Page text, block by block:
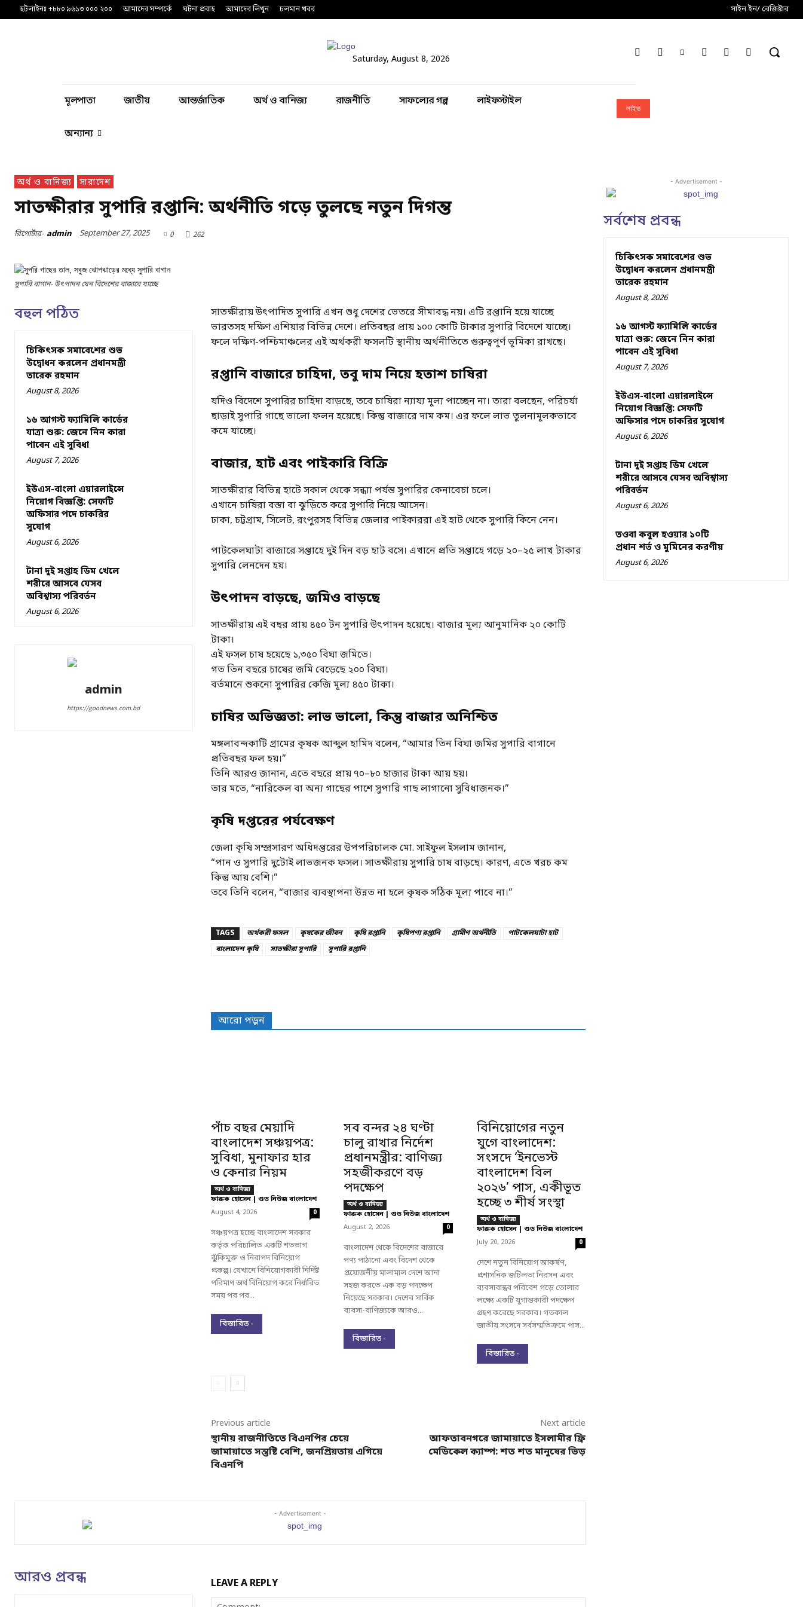
হটলাইনঃ +৮৮০ ৯৬১৩ ০০০ ২০০ আমাদের সম্পর্কে ঘটনা প্রবাহ আমাদের লিখুন চলমান খবর সাইন ইন/ রেজিষ্টার
Saturday, August 8, 2026
মূলপাতা জাতীয় আন্তর্জাতিক অর্থ ও বানিজ্য রাজনীতি সাফল্যের গল্প লাইফস্টাইল
অন্যান্য
লাইভ
অর্থ ও বানিজ্য সারাদেশ
সাতক্ষীরার সুপারি রপ্তানি: অর্থনীতি গড়ে তুলছে নতুন দিগন্ত
রিপোর্টার- admin September 27, 2025 0 262
সুপারি বাগান- উৎপাদন যেন বিদেশের বাজারে যাচ্ছে
বহুল পঠিত
চিকিৎসক সমাবেশের শুভ
উদ্বোধন করলেন প্রধানমন্ত্রী
তারেক রহমান
August 8, 2026
১৬ আগস্ট ফ্যামিলি কার্ডের
যাত্রা শুরু: জেনে নিন কারা
পাবেন এই সুবিধা
August 7, 2026
ইউএস-বাংলা এয়ারলাইন্সে
নিয়োগ বিজ্ঞপ্তি: সেফটি
অফিসার পদে চাকরির
সুযোগ
August 6, 2026
টানা দুই সপ্তাহ ডিম খেলে
শরীরে আসবে যেসব
অবিশ্বাস্য পরিবর্তন
August 6, 2026
admin
https://goodnews.com.bd
সাতক্ষীরায় উৎপাদিত সুপারি এখন শুধু দেশের ভেতরে সীমাবদ্ধ নয়। এটি রপ্তানি হয়ে যাচ্ছে
ভারতসহ দক্ষিণ এশিয়ার বিভিন্ন দেশে। প্রতিবছর প্রায় ১০০ কোটি টাকার সুপারি বিদেশে যাচ্ছে।
ফলে দক্ষিণ-পশ্চিমাঞ্চলের এই অর্থকরী ফসলটি স্থানীয় অর্থনীতিতে গুরুত্বপূর্ণ ভূমিকা রাখছে।
রপ্তানি বাজারে চাহিদা, তবু দাম নিয়ে হতাশ চাষিরা
যদিও বিদেশে সুপারির চাহিদা বাড়ছে, তবে চাষিরা ন্যায্য মূল্য পাচ্ছেন না। তারা বলছেন, পরিচর্যা
ছাড়াই সুপারি গাছে ভালো ফলন হয়েছে। কিন্তু বাজারে দাম কম। এর ফলে লাভ তুলনামূলকভাবে
কমে যাচ্ছে।
বাজার, হাট এবং পাইকারি বিক্রি
সাতক্ষীরার বিভিন্ন হাটে সকাল থেকে সন্ধ্যা পর্যন্ত সুপারির কেনাবেচা চলে।
এখানে চাষিরা বস্তা বা ঝুড়িতে করে সুপারি নিয়ে আসেন।
ঢাকা, চট্টগ্রাম, সিলেট, রংপুরসহ বিভিন্ন জেলার পাইকাররা এই হাট থেকে সুপারি কিনে নেন।
পাটকেলঘাটা বাজারে সপ্তাহে দুই দিন বড় হাট বসে। এখানে প্রতি সপ্তাহে গড়ে ২০–২৫ লাখ টাকার
সুপারি লেনদেন হয়।
উৎপাদন বাড়ছে, জমিও বাড়ছে
সাতক্ষীরায় এই বছর প্রায় ৪৫০ টন সুপারি উৎপাদন হয়েছে। বাজার মূল্য আনুমানিক ২০ কোটি
টাকা।
এই ফসল চাষ হয়েছে ১,৩৫০ বিঘা জমিতে।
গত তিন বছরে চাষের জমি বেড়েছে ২০০ বিঘা।
বর্তমানে শুকনো সুপারির কেজি মূল্য ৪৫০ টাকা।
চাষির অভিজ্ঞতা: লাভ ভালো, কিন্তু বাজার অনিশ্চিত
মঙ্গলাবন্দকাটি গ্রামের কৃষক আব্দুল হামিদ বলেন, “আমার তিন বিঘা জমির সুপারি বাগানে
প্রতিবছর ফল হয়।”
তিনি আরও জানান, এতে বছরে প্রায় ৭০–৮০ হাজার টাকা আয় হয়।
তার মতে, “নারিকেল বা অন্য গাছের পাশে সুপারি গাছ লাগানো সুবিধাজনক।”
কৃষি দপ্তরের পর্যবেক্ষণ
জেলা কৃষি সম্প্রসারণ অধিদপ্তরের উপপরিচালক মো. সাইফুল ইসলাম জানান,
“পান ও সুপারি দুটোই লাভজনক ফসল। সাতক্ষীরায় সুপারি চাষ বাড়ছে। কারণ, এতে খরচ কম
কিন্তু আয় বেশি।”
তবে তিনি বলেন, “বাজার ব্যবস্থাপনা উন্নত না হলে কৃষক সঠিক মূল্য পাবে না।”
TAGS অর্থকরী ফসল কৃষকের জীবন কৃষি রপ্তানি কৃষিপণ্য রপ্তানি গ্রামীণ অর্থনীতি
পাটকেলঘাটা হাট
বাংলাদেশ কৃষি
সাতক্ষীরা সুপারি সুপারি রপ্তানি
আরো পড়ুন
পাঁচ বছর মেয়াদি
বাংলাদেশ সঞ্চয়পত্র:
সুবিধা, মুনাফার হার
ও কেনার নিয়ম
অর্থ ও বানিজ্য
ফারুক হোসেন | গুড নিউজ বাংলাদেশ
-
August 4, 2026 0
সঞ্চয়পত্র হচ্ছে বাংলাদেশ সরকার
কর্তৃক পরিচালিত একটি শতভাগ
ঝুঁকিমুক্ত ও নিরাপদ বিনিয়োগ
প্রকল্প। যেখানে বিনিয়োগকারী নির্দিষ্ট
পরিমাণ অর্থ বিনিয়োগ করে নির্ধারিত
সময় পর পর...
বিস্তারিত -
সব বন্দর ২৪ ঘণ্টা
চালু রাখার নির্দেশ
প্রধানমন্ত্রীর: বাণিজ্য
সহজীকরণে বড়
পদক্ষেপ
অর্থ ও বানিজ্য
ফারুক হোসেন | গুড নিউজ বাংলাদেশ
-
August 2, 2026 0
বাংলাদেশ থেকে বিদেশের বাজারে
পণ্য পাঠানো এবং বিদেশ থেকে
প্রয়োজনীয় মালামাল দেশে আনা
সহজ করতে এক বড় পদক্ষেপ
নিয়েছে সরকার। দেশের সার্বিক
ব্যবসা-বাণিজ্যকে আরও...
বিস্তারিত -
বিনিয়োগের নতুন
যুগে বাংলাদেশ:
সংসদে ‘ইনভেস্ট
বাংলাদেশ বিল
২০২৬’ পাস, একীভূত
হচ্ছে ৩ শীর্ষ সংস্থা
অর্থ ও বানিজ্য
ফারুক হোসেন | গুড নিউজ বাংলাদেশ
-
July 20, 2026 0
দেশে নতুন বিনিয়োগ আকর্ষণ,
প্রশাসনিক জটিলতা নিরসন এবং
ব্যবসাবান্ধব পরিবেশ গড়ে তোলার
লক্ষ্যে একটি যুগান্তকারী পদক্ষেপ
গ্রহণ করেছে সরকার। গতকাল
জাতীয় সংসদে সর্বসম্মতিক্রমে পাস...
বিস্তারিত -
Previous article
স্থানীয় রাজনীতিতে বিএনপির চেয়ে
জামায়াতে সন্তুষ্টি বেশি, জনপ্রিয়তায় এগিয়ে
বিএনপি
Next article
আফতাবনগরে জামায়াতে ইসলামীর ফ্রি
মেডিকেল ক্যাম্প: শত শত মানুষের ভিড়
- Advertisement -
আরও প্রবন্ধ LEAVE A REPLY
- Advertisement -
সর্বশেষ প্রবন্ধ
চিকিৎসক সমাবেশের শুভ
উদ্বোধন করলেন প্রধানমন্ত্রী
তারেক রহমান
August 8, 2026
১৬ আগস্ট ফ্যামিলি কার্ডের
যাত্রা শুরু: জেনে নিন কারা
পাবেন এই সুবিধা
August 7, 2026
ইউএস-বাংলা এয়ারলাইন্সে
নিয়োগ বিজ্ঞপ্তি: সেফটি
অফিসার পদে চাকরির সুযোগ
August 6, 2026
টানা দুই সপ্তাহ ডিম খেলে
শরীরে আসবে যেসব অবিশ্বাস্য
পরিবর্তন
August 6, 2026
তওবা কবুল হওয়ার ১০টি
প্রধান শর্ত ও মুমিনের করণীয়
August 6, 2026